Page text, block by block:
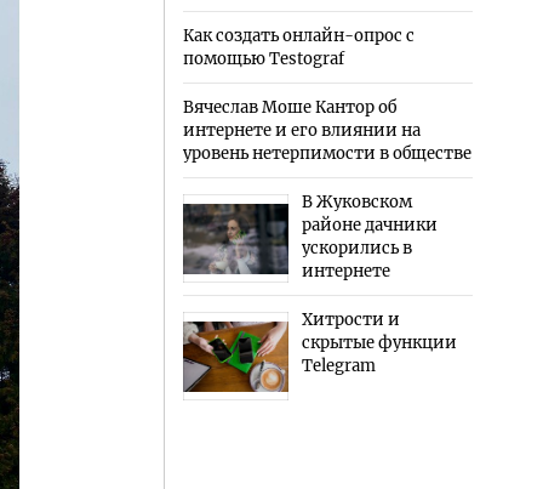
Как создать онлайн-опрос с
помощью Testograf
Вячеслав Моше Кантор об
интернете и его влиянии на
уровень нетерпимости в обществе
В Жуковском
районе дачники
ускорились в
интернете
Хитрости и
скрытые функции
Telegram